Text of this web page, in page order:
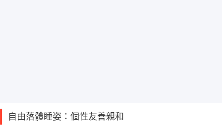
自由落體睡姿：個性友善親和